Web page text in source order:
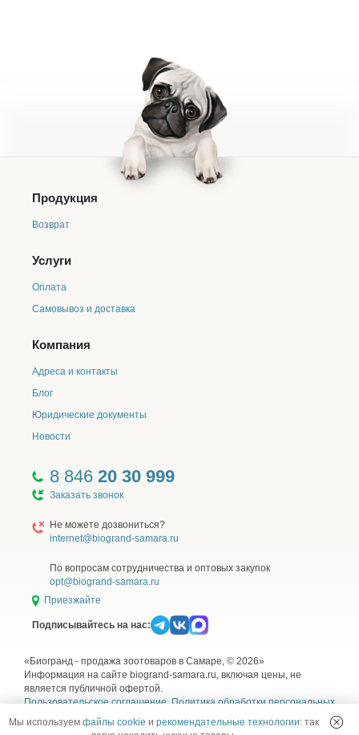
Продукция
Возврат
Услуги
Оплата
Самовывоз и доставка
Компания
Адреса и контакты
Блог
Юридические документы
Новости
8 846 20 30 999
Заказать звонок
Не можете дозвониться?
internet@biogrand-samara.ru
По вопросам сотрудничества и оптовых закупок
opt@biogrand-samara.ru
Приезжайте
Подписывайтесь на нас:
«Биогранд - продажа зоотоваров в Самаре, © 2026»
Информация на сайте biogrand-samara.ru, включая цены, не
является публичной офертой.
Пользовательское соглашение,Политика обработки персональных
Согласие на обработку персональных данных
использования рекомендательных технологий
Мы используем файлы cookie и рекомендательные технологии: так